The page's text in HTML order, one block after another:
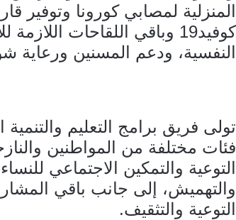
المنزلية لمصابي كورونا وتوفير
كوفيد19 وباقي اللقاحات
النفسية، ودعم المسنين ورعاية
تولى فريق برامج التعليم
فئات مختلفة من المواطنين
التوعية والتمكين الاجتماعي
والتهميش، إلى جانب باقي
التوعية والتثقيف.